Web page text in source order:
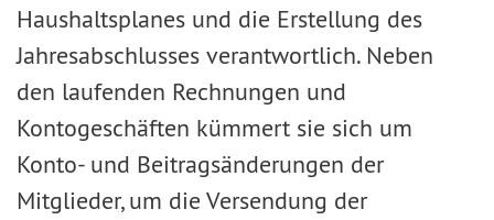
Haushaltsplanes und die Erstellung des
Jahresabschlusses verantwortlich. Neben
den laufenden Rechnungen und
Kontogeschäften kümmert sie sich um
Konto- und Beitragsänderungen der
Mitglieder, um die Versendung der